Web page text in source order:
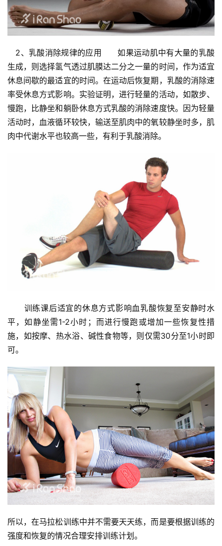
选
运
动
集
2、乳酸消除规律的应用　　如果运动肌中有大量的乳酸
生成，则选择氢气透过肌膜达二分之一量的时间，作为适宜
休息间歇的最适宜的时间。在运动后恢复期，乳酸的消除速
率受休息方式影响。实验证明，进行轻量的活动，如散步、
慢跑，比静坐和躺卧休息方式乳酸的消除速度快。因为轻量
活动时，血液循环较快，输送至肌肉中的氧较静坐时多，肌
肉中代谢水平也较高一些，有利于乳酸消除。
训练课后适宜的休息方式影响血乳酸恢复至安静时水
平，如静坐需1-2小时；而进行慢跑或增加一些恢复性措
施，如按摩、热水浴、碱性食物等，则仅需30分至1小时即
可。
所以，在马拉松训练中并不需要天天练，而是要根据训练的
强度和恢复的情况合理安排训练计划。